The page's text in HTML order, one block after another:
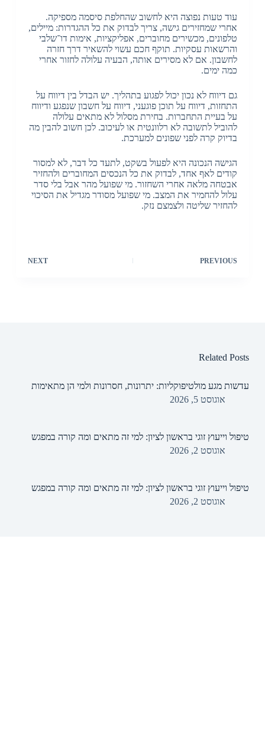
עוד טעות נפוצה היא לחשוב שהחלפת סיסמה מספיקה.
אחרי שמחזירים גישה, צריך לבדוק את כל ההגדרות: מיילים,
טלפונים, מכשירים מחוברים, אפליקציות, אימות דו־שלבי
והרשאות עסקיות. תוקף חכם עשוי להשאיר דרך חזרה
לחשבון. אם לא מסירים אותה, הבעיה עלולה לחזור אחרי
כמה ימים.
גם דיווח לא נכון יכול לפגוע בתהליך. יש הבדל בין דיווח על
התחזות, דיווח על תוכן פוגעני, דיווח על חשבון שנפגע ודיווח
על בעיית התחברות. בחירת מסלול לא מתאים עלולה
להוביל לתשובה לא רלוונטית או לעיכוב. לכן חשוב להבין מה
בדיוק קרה לפני שפונים למערכת.
הגישה הנכונה היא לפעול בשקט, לתעד כל דבר, לא למסור
קודים לאף אחד, לבדוק את כל הנכסים המחוברים ולהחזיר
אבטחה מלאה אחרי השחזור. מי שפועל מהר אבל בלי סדר
עלול להחמיר את המצב. מי שפועל מסודר מגדיל את הסיכוי
להחזיר שליטה ולצמצם נזק.
PREVIOUS
NEXT
Related Posts
עדשות מגע מולטיפוקליות: יתרונות, חסרונות ולמי הן מתאימות
אוגוסט 5, 2026
טיפול וייעוץ זוגי בראשון לציון: למי זה מתאים ומה קורה במפגש
אוגוסט 2, 2026
טיפול וייעוץ זוגי בראשון לציון: למי זה מתאים ומה קורה במפגש
אוגוסט 2, 2026